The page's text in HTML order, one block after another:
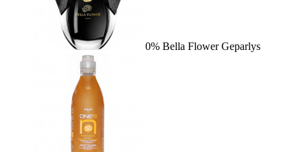
0% Bella Flower Geparlys